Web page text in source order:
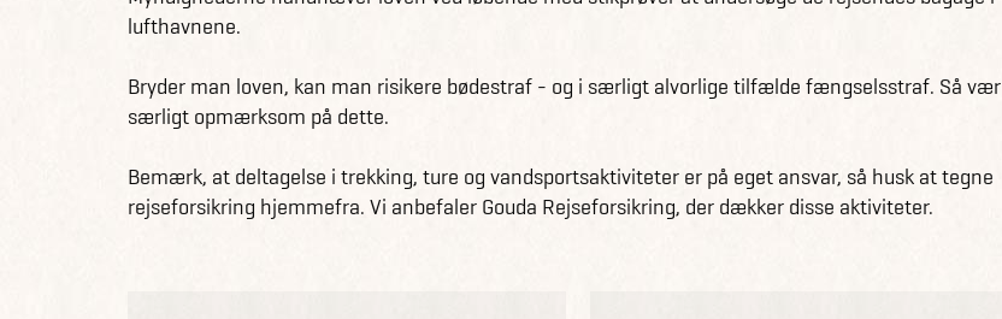
lufthavnene.
Bryder man loven, kan man risikere bødestraf - og i særligt alvorlige tilfælde fængselsstraf. Så vær
særligt opmærksom på dette.
Bemærk, at deltagelse i trekking, ture og vandsportsaktiviteter er på eget ansvar, så husk at tegne
rejseforsikring hjemmefra. Vi anbefaler Gouda Rejseforsikring, der dækker disse aktiviteter.